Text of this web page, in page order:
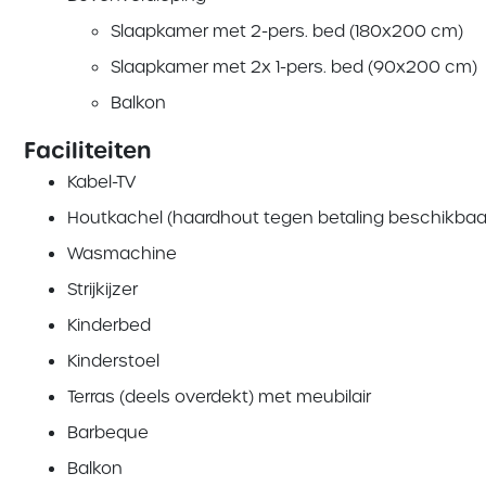
Slaapkamer met 2-pers. bed (180x200 cm)
Slaapkamer met 2x 1-pers. bed (90x200 cm)
Balkon
Faciliteiten
Kabel-TV
Houtkachel (haardhout tegen betaling
Wasmachine
Strijkijzer
Kinderbed
Kinderstoel
Terras (deels overdekt) met meubilair
Barbeque
Balkon